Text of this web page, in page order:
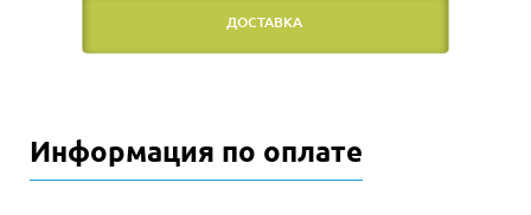
ДОСТАВКА
Информация по оплате